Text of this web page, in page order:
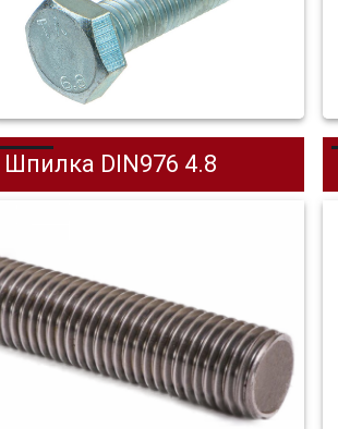
Шпилка DIN976 4.8